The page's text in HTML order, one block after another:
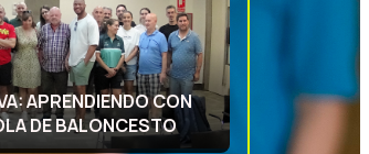
APRENDIENDO CON
DE BALONCESTO